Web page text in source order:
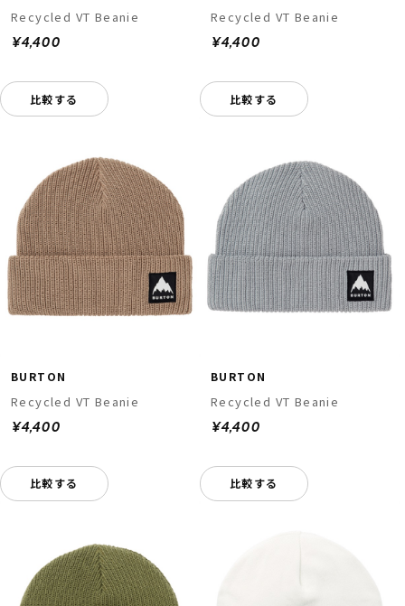
Recycled VT Beanie
¥4,400
比較する
Recycled VT Beanie
¥4,400
比較する
BURTON
Recycled VT Beanie
¥4,400
比較する
BURTON
Recycled VT Beanie
¥4,400
比較する